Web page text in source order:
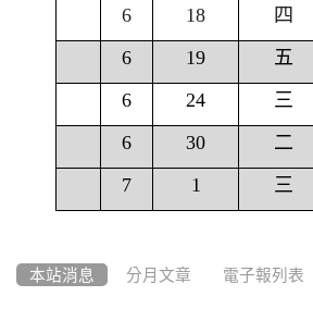
6
18 四
6
19 五
6
24 三
6
30 二
7
1 三
本站消息 分月文章 電子報列表